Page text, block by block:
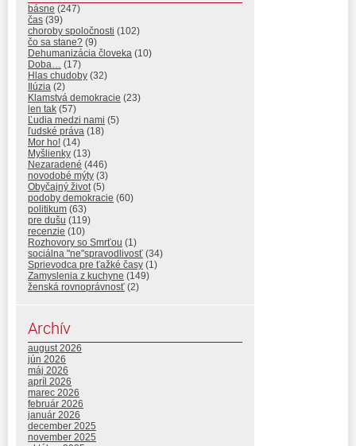
básne (247)
čas (39)
choroby spoločnosti (102)
čo sa stane? (9)
Dehumanizácia človeka (10)
Doba…
(17)
Hlas chudoby (32)
Ilúzia (2)
Klamstvá demokracie (23)
len tak (57)
Ľudia medzi nami (5)
ľudské práva (18)
Mor ho! (14)
Myšlienky (13)
Nezaradené (446)
novodobé mýty (3)
Obyčajný život (5)
podoby demokracie (60)
politikum (63)
pre dušu (119)
recenzie (10)
Rozhovory so Smrťou (1)
sociálna "ne"spravodlivosť (34)
Sprievodca pre ťažké časy (1)
Zamyslenia z kuchyne (149)
ženská rovnoprávnosť (2)
Archív
august 2026
jún 2026
máj 2026
apríl 2026
marec 2026
február 2026
január 2026
december 2025
november 2025